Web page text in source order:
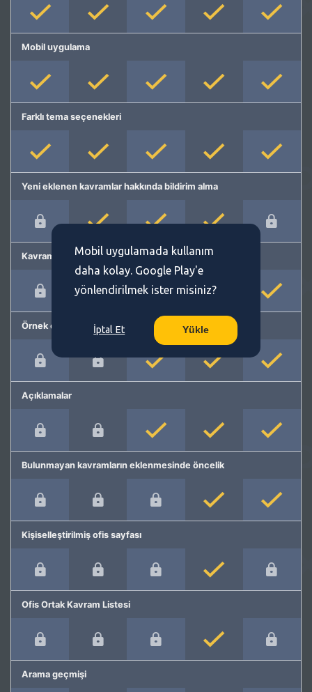
Mobil uygulama
Farklı tema seçenekleri
Yeni eklenen kavramlar hakkında bildirim alma
Kavram önerme
Örnek cümleler
Açıklamalar
Bulunmayan kavramların eklenmesinde öncelik
Kişiselleştirilmiş ofis sayfası
Ofis Ortak Kavram Listesi
Arama geçmişi
Mobil uygulamada kullanım
daha kolay. Google Play'e
yönlendirilmek ister misiniz?
İptal Et Yükle